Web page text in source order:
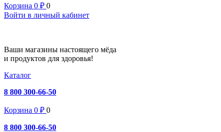
Корзина 0 ₽ 0
Войти в личный кабинет
Ваши магазины настоящего мёда
и продуктов для здоровья!
Каталог
8 800 300-66-50
Корзина 0 ₽ 0
8 800 300-66-50